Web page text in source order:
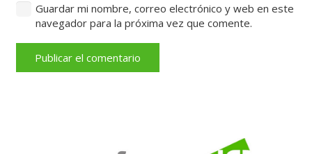
Guardar mi nombre, correo electrónico y web en este
navegador para la próxima vez que comente.
Publicar el comentario